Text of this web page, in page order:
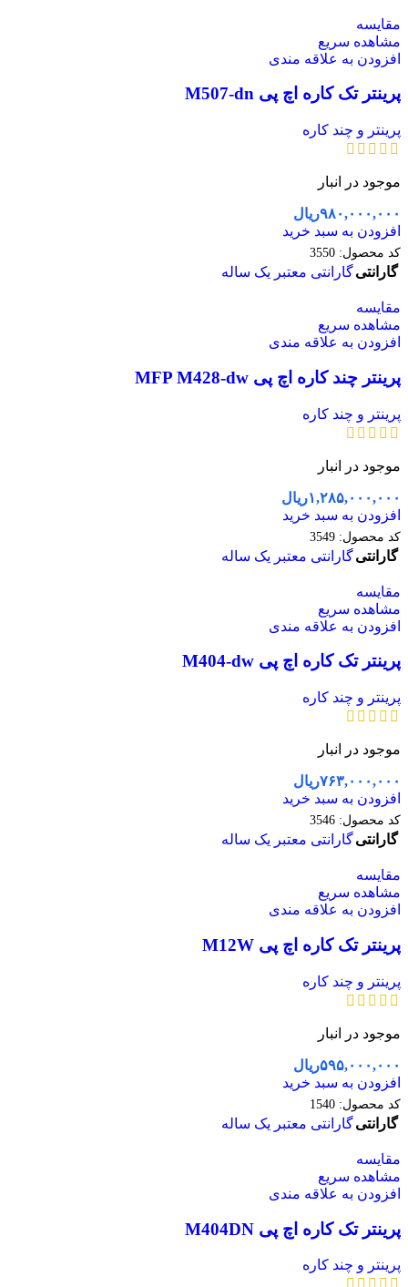
مقایسه
مشاهده سریع
افزودن به علاقه مندی
پرینتر تک کاره اچ پی M507-dn
پرینتر و چند کاره
موجود در انبار
۹۸۰,۰۰۰,۰۰۰ریال
افزودن به سبد خرید
کد محصول: 3550
گارانتیگارانتی معتبر یک ساله
مقایسه
مشاهده سریع
افزودن به علاقه مندی
پرینتر چند کاره اچ پی MFP M428-dw
پرینتر و چند کاره
موجود در انبار
۱,۲۸۵,۰۰۰,۰۰۰ریال
افزودن به سبد خرید
کد محصول: 3549
گارانتیگارانتی معتبر یک ساله
مقایسه
مشاهده سریع
افزودن به علاقه مندی
پرینتر تک کاره اچ پی M404-dw
پرینتر و چند کاره
موجود در انبار
۷۶۳,۰۰۰,۰۰۰ریال
افزودن به سبد خرید
کد محصول: 3546
گارانتیگارانتی معتبر یک ساله
مقایسه
مشاهده سریع
افزودن به علاقه مندی
پرینتر تک کاره اچ پی M12W
پرینتر و چند کاره
موجود در انبار
۵۹۵,۰۰۰,۰۰۰ریال
افزودن به سبد خرید
کد محصول: 1540
گارانتیگارانتی معتبر یک ساله
مقایسه
مشاهده سریع
افزودن به علاقه مندی
پرینتر تک کاره اچ پی M404DN
پرینتر و چند کاره